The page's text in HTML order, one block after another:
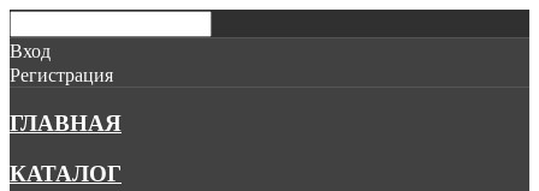
Вход
Регистрация
ГЛАВНАЯ
КАТАЛОГ